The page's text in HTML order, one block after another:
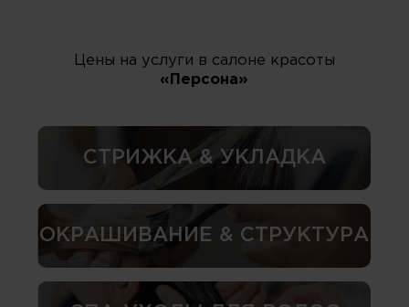
Цены на услуги в салоне красоты
«Персона»
СТРИЖКА & УКЛАДКА
ОКРАШИВАНИЕ & СТРУКТУРА